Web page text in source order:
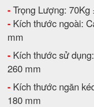
-Trọng Lượng: 70Kg
- Kích thước ngoài:
mm
- Kích thước sử
260 mm
- Kích thước ngăn
180 mm